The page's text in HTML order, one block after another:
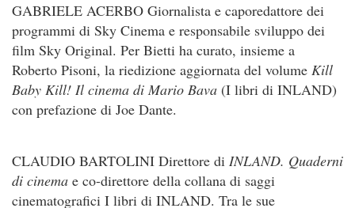
GABRIELE ACERBO Giornalista e caporedattore dei
programmi di Sky Cinema e responsabile sviluppo dei
film Sky Original. Per Bietti ha curato, insieme a
Roberto Pisoni, la riedizione aggiornata del volume Kill
Baby Kill! Il cinema di Mario Bava (I libri di INLAND)
con prefazione di Joe Dante.
CLAUDIO BARTOLINI Direttore di INLAND. Quaderni
di cinema e co-direttore della collana di saggi
cinematografici I libri di INLAND. Tra le sue